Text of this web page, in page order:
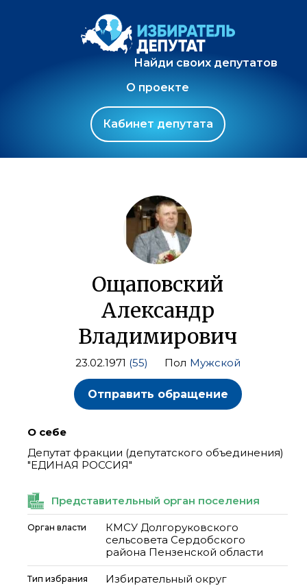
Найди своих депутатов
О проекте
Кабинет депутата
Ощаповский
Александр
Владимирович
23.02.1971 (55) Пол Мужской
Отправить обращение
О себе
Депутат фракции (депутатского объединения)
"ЕДИНАЯ РОССИЯ"
Представительный орган поселения
Орган власти
КМСУ Долгоруковского
сельсовета Сердобского
района Пензенской области
Тип избрания Избирательный округ